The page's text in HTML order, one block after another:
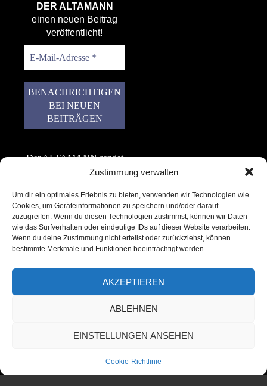
Zustimmung verwalten
Um dir ein optimales Erlebnis zu bieten, verwenden wir Technologien wie
Cookies, um Geräteinformationen zu speichern und/oder darauf
zuzugreifen. Wenn du diesen Technologien zustimmst, können wir Daten
wie das Surfverhalten oder eindeutige IDs auf dieser Website verarbeiten.
Wenn du deine Zustimmung nicht erteilst oder zurückziehst, können
bestimmte Merkmale und Funktionen beeinträchtigt werden.
AKZEPTIEREN
ABLEHNEN
EINSTELLUNGEN ANSEHEN
Cookie-Richtlinie
DER ALTAMANN
einen neuen Beitrag
veröffentlicht!
Der ALTAMANN sendet
keinen Spam! Er gibt
weiter. Erfahre mehr in
unserer
Datenschutzerklärung.
Copyright © 2022 – 2025 | ALTAMANN.com